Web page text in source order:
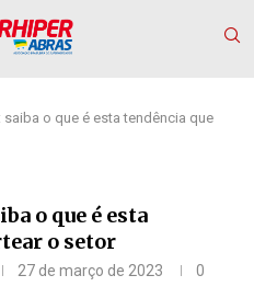
o que é esta tendência que
o que é esta
o setor
27 de março de 2023
0